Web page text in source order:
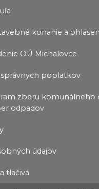
konanie a
OÚ Michalovce
poplatkov
zberu komunálneho
odpadov
údajov
tlačivá